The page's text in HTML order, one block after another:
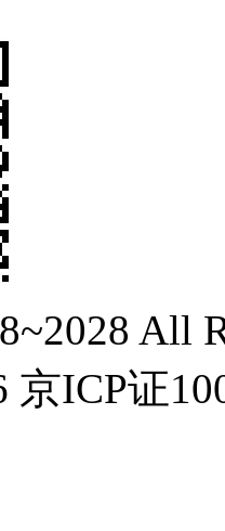
All
京ICP证